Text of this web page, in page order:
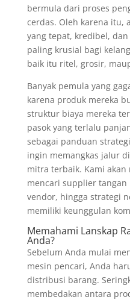
bermula dari proses
cerdas. Oleh karena itu,
yang tepat, kredibel,
paling krusial bagi
baik itu ritel, grosir,
Banyak pemula yang
karena produk mereka
struktur biaya mereka
pasok yang terlalu
sebagai panduan
ingin memangkas jalur
mitra terbaik. Kami
mencari supplier
vendor, hingga strategi
memiliki keunggulan
Memahami Lanskap
Anda?
Sebelum Anda mulai
mesin pencari, Anda
distribusi barang.
membedakan antara